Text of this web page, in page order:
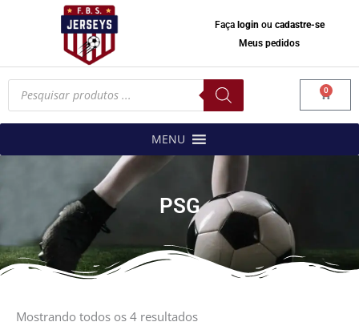
Faça loginou cadastre-se
Meus pedidos
Pesquisar
produtos 0
MENU
PSG
Mostrando todos os 4 resultadospor